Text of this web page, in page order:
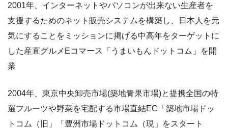
2001年、インターネットやパソコンが出来ない生産者を
支援するためのネット販売システムを構築し、日本人を元
気にすることをミッションに掲げる中高年をターゲットに
した産直グルメEコマース「うまいもんドットコム」を開
業
2004年、東京中央卸売市場(築地青果市場)と提携全国の特
選フルーツや野菜を宅配する市場直結EC「築地市場ドッ
トコム（旧」「豊洲市場ドットコム（現」をスタート